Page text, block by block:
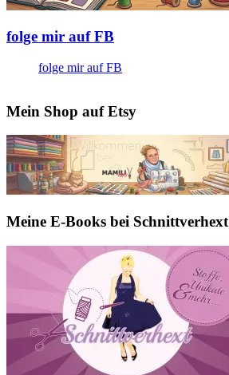
folge mir auf FB
folge mir auf FB
Mein Shop auf Etsy
Meine E-Books bei Schnittverhext